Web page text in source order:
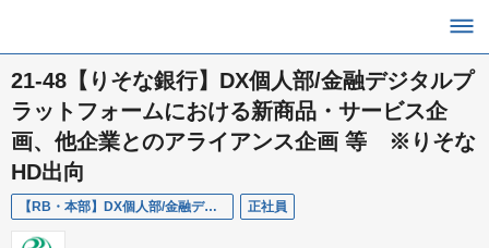
21-48【りそな銀行】DX個人部/金融デジタルプ
ラットフォームにおける新商品・サービス企
画、他企業とのアライアンス企画 等 ※りそな
HD出向
【RB・本部】DX個人部/金融デジタルプラットフォームにおける新商品・サービス企画、他企業とのアライアンス企画 等 正社員